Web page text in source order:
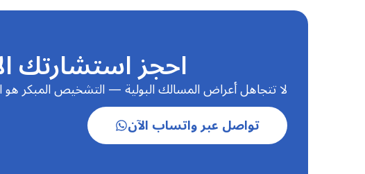
احجز استشارتك
لا تتجاهل أعراض المسالك البولية — التشخيص المبكر هو
تواصل عبر واتساب الآن